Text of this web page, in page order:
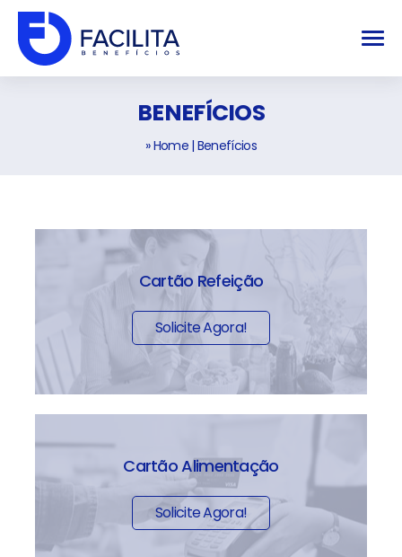
BENEFÍCIOS
» Home | Benefícios
Cartão Refeição
Solicite Agora!
Cartão Alimentação
Solicite Agora!